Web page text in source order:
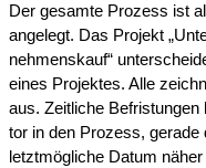
Der gesam­te Prozess ist
angelegt. Das Projekt
nehmens­kauf“
eines Projek­tes. Alle
aus. Zeitli­che
tor in den Prozess, gerade
letzt­mög­li­che Datum